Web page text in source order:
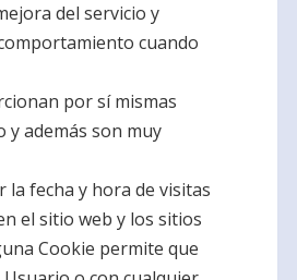
del servicio y
cuando
por sí mismas
y además son muy
la fecha y hora de visitas
el sitio web y los sitios
Cookie permite que